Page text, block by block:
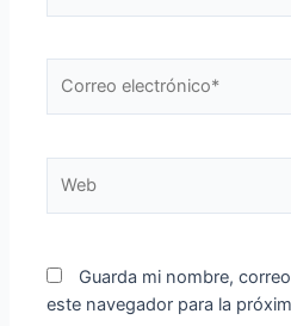
electrónico*
Guarda mi nombre,
este navegador para la